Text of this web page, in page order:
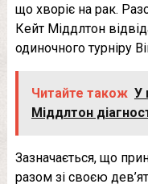
що хворіє на рак.
Кейт Міддлтон
одиночного турніру
Читайте також У
Міддлтон
Зазначається, що
разом зі своєю